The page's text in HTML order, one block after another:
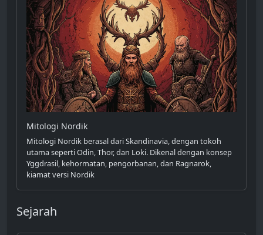
Mitologi Nordik
Mitologi Nordik berasal dari Skandinavia, dengan tokoh
utama seperti Odin, Thor, dan Loki. Dikenal dengan konsep
Yggdrasil, kehormatan, pengorbanan, dan Ragnarok,
kiamat versi Nordik
Sejarah